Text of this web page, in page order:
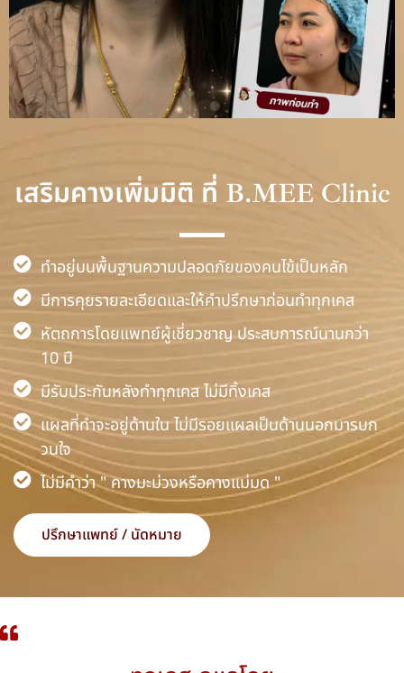
เสริมคางเพิ่มมิติ ที่ B.MEE Clinic
ทำอยู่บนพื้นฐานความปลอดภัยของคนไข้เป็นหลัก
มีการคุยรายละเอียดและให้คำปรึกษาก่อนทำทุกเคส
หัตถการโดยแพทย์ผู้เชี่ยวชาญ ประสบการณ์นานกว่า
10 ปี
มีรับประกันหลังทำทุกเคส ไม่มีทิ้งเคส
แผลที่ทำจะอยู่ด้านใน ไม่มีรอยแผลเป็นด้านนอกมารบก
วนใจ
ไม่มีคำว่า " คางมะม่วงหรือคางแม่มด "
ปรึกษาแพทย์ / นัดหมาย